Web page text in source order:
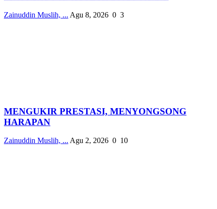
Zainuddin Muslih, ... Agu 8, 2026 0 3
MENGUKIR PRESTASI, MENYONGSONG
HARAPAN
Zainuddin Muslih, ... Agu 2, 2026 0 10